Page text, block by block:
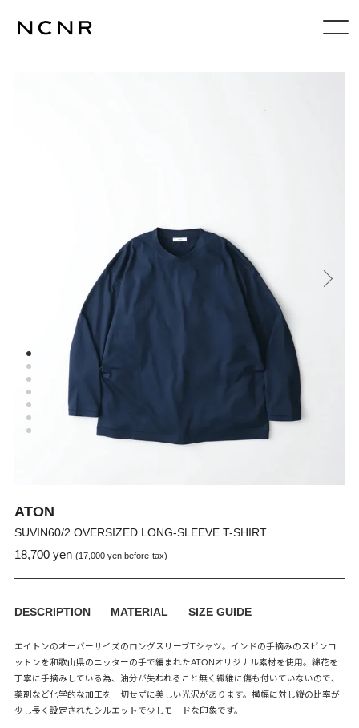
ATON
SUVIN60/2 OVERSIZED LONG-SLEEVE T-SHIRT
通
価
販
価
18,700 yen (17,000 yen before-tax)
DESCRIPTION MATERIAL SIZE GUIDE
エイトンのオーバーサイズのロングスリーブTシャツ。インドの手摘みのスビンコ
ットンを和歌山県のニッターの手で編まれたATONオリジナル素材を使用。綿花を
丁寧に手摘みしている為、油分が失われること無く繊維に傷も付いていないので、
薬剤など化学的な加工を一切せずに美しい光沢があります。横幅に対し縦の比率が
少し長く設定されたシルエットで少しモードな印象です。